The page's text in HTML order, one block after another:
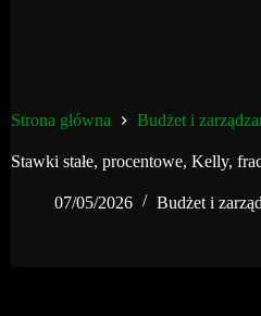
Strona główna Budżet i
Stawki stałe, procentowe, Kelly,
07/05/2026 Budżet i